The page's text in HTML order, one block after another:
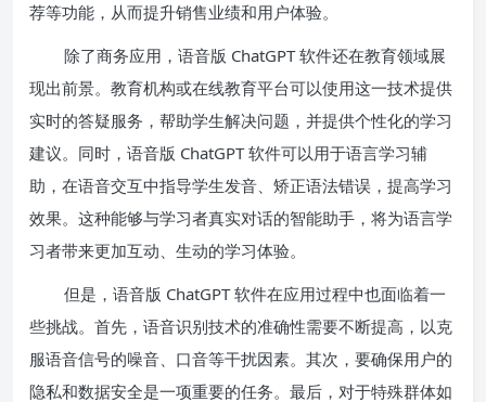
荐等功能，从而提升销售业绩和用户体验。
除了商务应用，语音版 ChatGPT 软件还在教育领域展
现出前景。教育机构或在线教育平台可以使用这一技术提供
实时的答疑服务，帮助学生解决问题，并提供个性化的学习
建议。同时，语音版 ChatGPT 软件可以用于语言学习辅
助，在语音交互中指导学生发音、矫正语法错误，提高学习
效果。这种能够与学习者真实对话的智能助手，将为语言学
习者带来更加互动、生动的学习体验。
但是，语音版 ChatGPT 软件在应用过程中也面临着一
些挑战。首先，语音识别技术的准确性需要不断提高，以克
服语音信号的噪音、口音等干扰因素。其次，要确保用户的
隐私和数据安全是一项重要的任务。最后，对于特殊群体如